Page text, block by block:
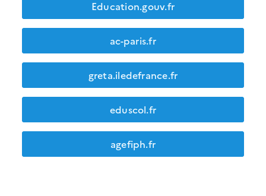
Education.gouv.fr
ac-paris.fr
greta.iledefrance.fr
eduscol.fr
agefiph.fr